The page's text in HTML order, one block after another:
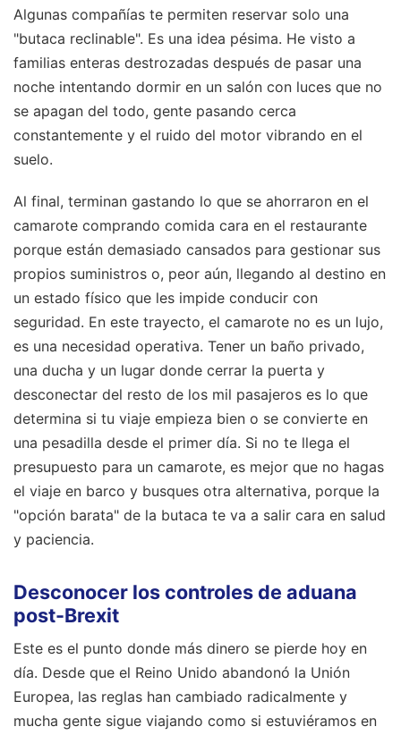
Algunas compañías te permiten reservar solo una
"butaca reclinable". Es una idea pésima. He visto a
familias enteras destrozadas después de pasar una
noche intentando dormir en un salón con luces que no
se apagan del todo, gente pasando cerca
constantemente y el ruido del motor vibrando en el
suelo.
Al final, terminan gastando lo que se ahorraron en el
camarote comprando comida cara en el restaurante
porque están demasiado cansados para gestionar sus
propios suministros o, peor aún, llegando al destino en
un estado físico que les impide conducir con
seguridad. En este trayecto, el camarote no es un lujo,
es una necesidad operativa. Tener un baño privado,
una ducha y un lugar donde cerrar la puerta y
desconectar del resto de los mil pasajeros es lo que
determina si tu viaje empieza bien o se convierte en
una pesadilla desde el primer día. Si no te llega el
presupuesto para un camarote, es mejor que no hagas
el viaje en barco y busques otra alternativa, porque la
"opción barata" de la butaca te va a salir cara en salud
y paciencia.
Desconocer los controles de aduana
post-Brexit
Este es el punto donde más dinero se pierde hoy en
día. Desde que el Reino Unido abandonó la Unión
Europea, las reglas han cambiado radicalmente y
mucha gente sigue viajando como si estuviéramos en